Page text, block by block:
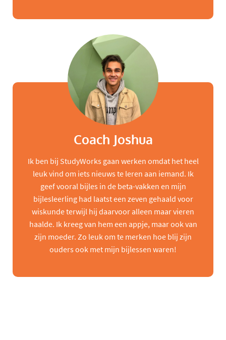
Coach Joshua
Ik ben bij StudyWorks gaan werken omdat het heel
leuk vind om iets nieuws te leren aan iemand. Ik
geef vooral bijles in de beta-vakken en mijn
bijlesleerling had laatst een zeven gehaald voor
wiskunde terwijl hij daarvoor alleen maar vieren
haalde. Ik kreeg van hem een appje, maar ook van
zijn moeder. Zo leuk om te merken hoe blij zijn
ouders ook met mijn bijlessen waren!